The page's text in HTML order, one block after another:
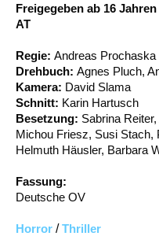
Freigegeben ab 16 Jahren
AT
Regie: Andreas Prochaska
Drehbuch: Agnes Pluch,
Kamera: David Slama
Schnitt: Karin Hartusch
Besetzung: Sabrina
Michou Friesz, Susi Stach,
Helmuth Häusler, Barbara
Fassung:
Deutsche OV
Horror /Thriller